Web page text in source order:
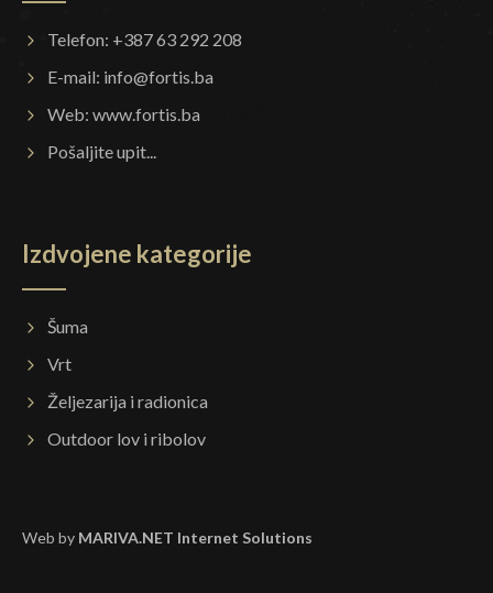
Telefon: +387 63 292 208
E-mail: info@fortis.ba
Web: www.fortis.ba
Pošaljite upit...
Izdvojene kategorije
Šuma
Vrt
Željezarija i radionica
Outdoor lov i ribolov
Web by MARIVA.NET Internet Solutions